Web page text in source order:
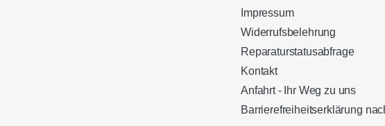
Impressum
Widerrufsbelehrung
Reparaturstatusabfrage
Kontakt
Anfahrt - Ihr Weg zu uns
Barrierefreiheitserklärung